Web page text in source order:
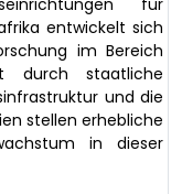
entwickelt sich
im Bereich
durch staatliche
und die
stellen erhebliche
in dieser